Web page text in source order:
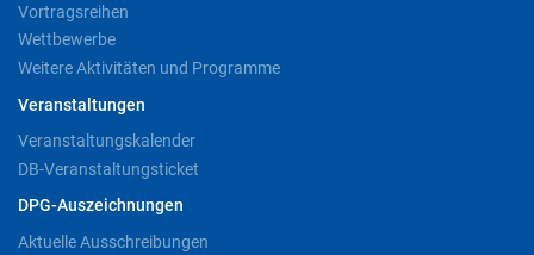
Vortragsreihen
Wettbewerbe
Weitere Aktivitäten und Programme
Veranstaltungen
Veranstaltungskalender
DB-Veranstaltungsticket
DPG-Auszeichnungen
Aktuelle Ausschreibungen